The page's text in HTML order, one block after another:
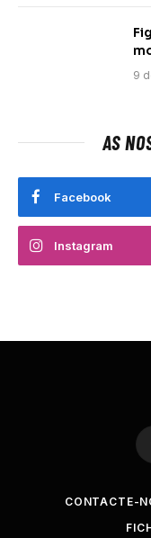
9
AS
Facebook
Instagram
CONTACTE-